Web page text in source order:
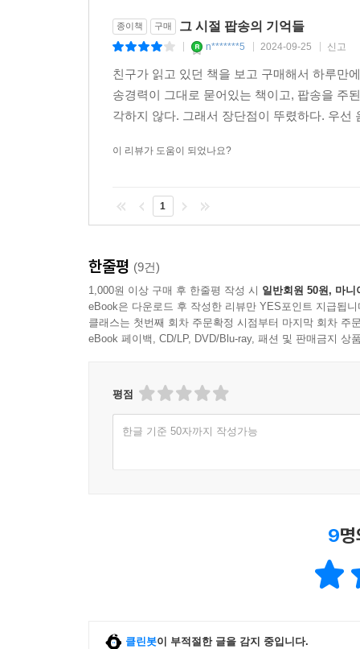
종이책 구매 그 시절 팝송의 기억들
n*******5 2024-09-25 신고
친구가 읽고 있던 책을 보고 구매해서 하루만
송경력이 그대로 묻어있는 책이고, 팝송을 주
각하지 않다. 그래서 장단점이 뚜렸하다. 우
이 리뷰가 도움이 되었나요?
1
한줄평 (9건)
1,000원 이상 구매 후 한줄평 작성 시 일반회원 50원, 마니
eBook은 다운로드 후 작성한 리뷰만 YES포인트 지급됩니
클래스는 첫번째 회차 주문확정 시점부터 마지막 회차 주
eBook 페이백, CD/LP, DVD/Blu-ray, 패션 및 판매금지 상
평점
한글 기준 50자까지 작성가능
9
클린봇이 부적절한 글을 감지 중입니다.